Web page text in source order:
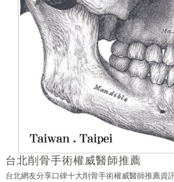
台北削骨手術權威醫師推薦
台北網友分享口碑十大削骨手術權威醫師推薦資